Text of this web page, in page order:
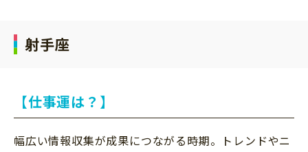
射手座
【仕事運は？】
幅広い情報収集が成果につながる時期。トレンドやニ